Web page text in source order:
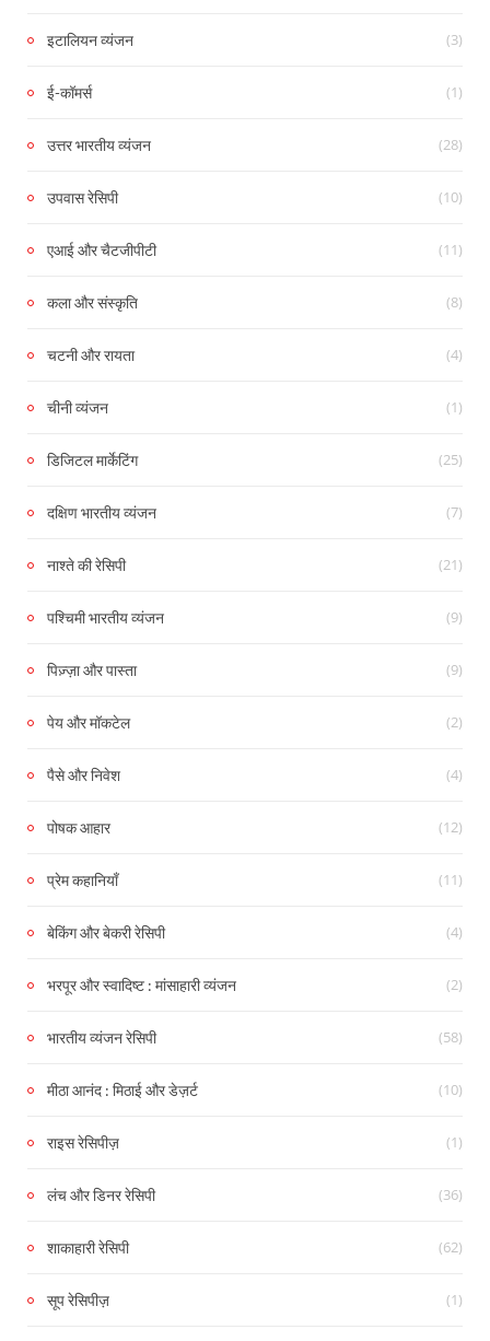
इटालियन व्यंजन (3)
ई-कॉमर्स (1)
उत्तर भारतीय व्यंजन (28)
उपवास रेसिपी (10)
एआई और चैटजीपीटी (11)
कला और संस्कृति (8)
चटनी और रायता (4)
चीनी व्यंजन (1)
डिजिटल मार्केटिंग (25)
दक्षिण भारतीय व्यंजन (7)
नाश्ते की रेसिपी (21)
पश्चिमी भारतीय व्यंजन (9)
पिज़्ज़ा और पास्ता (9)
पेय और मॉकटेल (2)
पैसे और निवेश (4)
पोषक आहार (12)
प्रेम कहानियाँ (11)
बेकिंग और बेकरी रेसिपी (4)
भरपूर और स्वादिष्ट : मांसाहारी व्यंजन (2)
भारतीय व्यंजन रेसिपी (58)
मीठा आनंद : मिठाई और डेज़र्ट (10)
राइस रेसिपीज़ (1)
लंच और डिनर रेसिपी (36)
शाकाहारी रेसिपी (62)
सूप रेसिपीज़ (1)